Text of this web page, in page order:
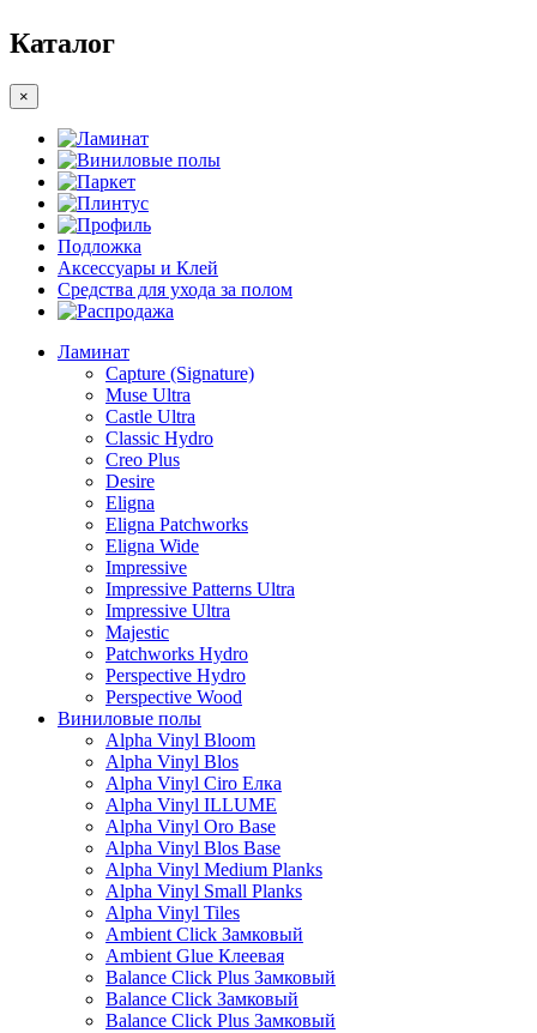
Каталог
×
Ламинат
Виниловые полы
Паркет
Плинтус
Профиль
Подложка
Аксессуары и Клей
Средства для ухода за полом
Распродажа
Ламинат
Capture (Signature)
Muse Ultra
Castle Ultra
Classic Hydro
Creo Plus
Desire
Eligna
Eligna Patchworks
Eligna Wide
Impressive
Impressive Patterns Ultra
Impressive Ultra
Majestic
Patchworks Hydro
Perspective Hydro
Perspective Wood
Виниловые полы
Alpha Vinyl Bloom
Alpha Vinyl Blos
Alpha Vinyl Ciro Елка
Alpha Vinyl ILLUME
Alpha Vinyl Oro Base
Alpha Vinyl Blos Base
Alpha Vinyl Medium Planks
Alpha Vinyl Small Planks
Alpha Vinyl Tiles
Ambient Click Замковый
Ambient Glue Клеевая
Balance Click Plus Замковый
Balance Click Замковый
Balance Click Plus Замковый